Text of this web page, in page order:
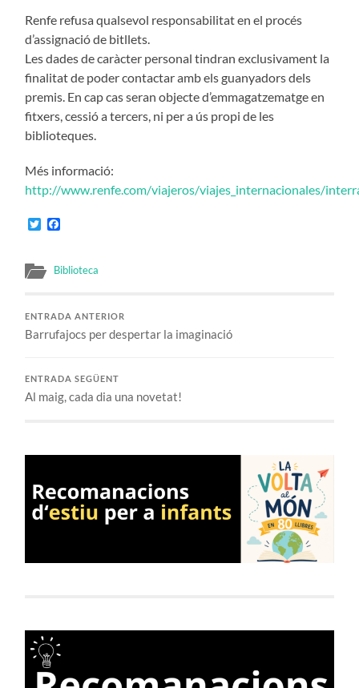
Renfe refusa qualsevol responsabilitat en el procés
d’assignació de bitllets.
Les dades de caràcter personal tindran exclusivament la
finalitat de poder contactar amb els guanyadors dels
premis. En cap cas seran objecte d’emmagatzematge en
fitxers, cessió a tercers, ni per a ús propi de les
biblioteques.
Més informació:
http://www.renfe.com/viajeros/viajes_internacionales/
Twitter
Biblioteca
ENTRADA ANTERIOR
Barrufajocs per despertar la imaginació
ENTRADA SEGÜENT
Al maig, cada dia una novetat!